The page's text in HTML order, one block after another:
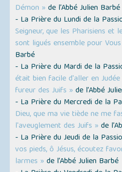
Démon » de l’Abbé Julien Barbé
- La Prière du Lundi de la
Seigneur, que les Pharisiens et
sont ligués ensemble pour
Barbé
- La Prière du Mardi de la
était bien facile d'aller en
fureur des Juifs » de l’Abbé
- La Prière du Mercredi de la
Dieu, que ma vie tiède ne me
l'aveuglement des Juifs » de
- La Prière du Jeudi de la
vos pieds, ô Jésus, écoutez
larmes » de l’Abbé Julien Barbé